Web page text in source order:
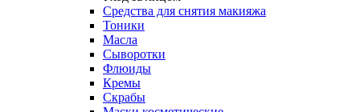
Средства для снятия макияжа
Тоники
Масла
Сыворотки
Флюиды
Кремы
Скрабы